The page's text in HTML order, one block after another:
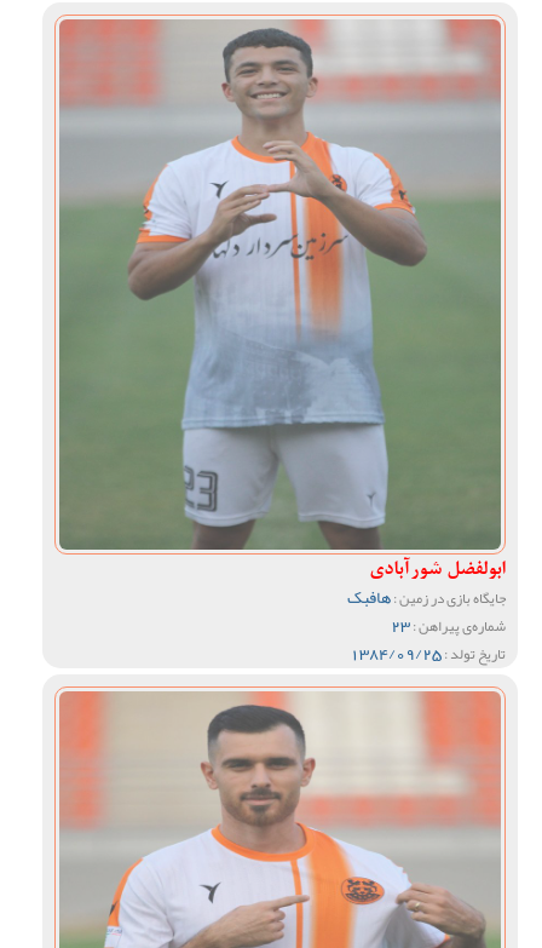
ابولفضل شورآبادی
جایگاه بازی در زمین :هافبک
شماره‌ی پیراهن :23
تاریخ تولد :1384/09/25